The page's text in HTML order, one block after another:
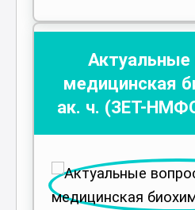
медицинская
ак. ч. (ЗЕТ-